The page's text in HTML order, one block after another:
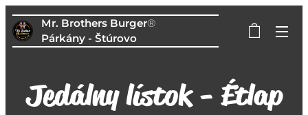
Mr. Brothers Burger®
Párkány - Štúrovo
Jedálny lístok - Étlap